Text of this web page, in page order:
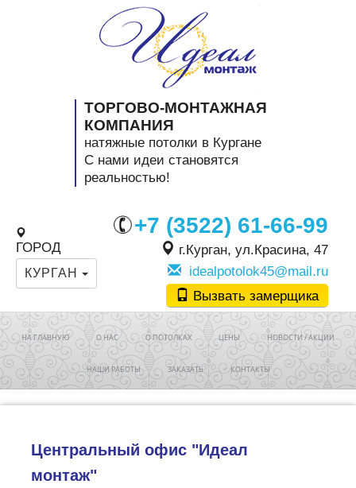
ТОРГОВО-МОНТАЖНАЯ
КОМПАНИЯ
натяжные потолки в Кургане
C нами идеи становятся
реальностью!
ГОРОД
КУРГАН
+7 (3522) 61-66-99
г.Курган, ул.Красина, 47
idealpotolok45@mail.ru
Вызвать замерщика
НА ГЛАВНУЮ О НАС О ПОТОЛКАХ ЦЕНЫ НОВОСТИ / АКЦИИ
НАШИ РАБОТЫ ЗАКАЗАТЬ КОНТАКТЫ
Центральный офис "Идеал
монтаж"